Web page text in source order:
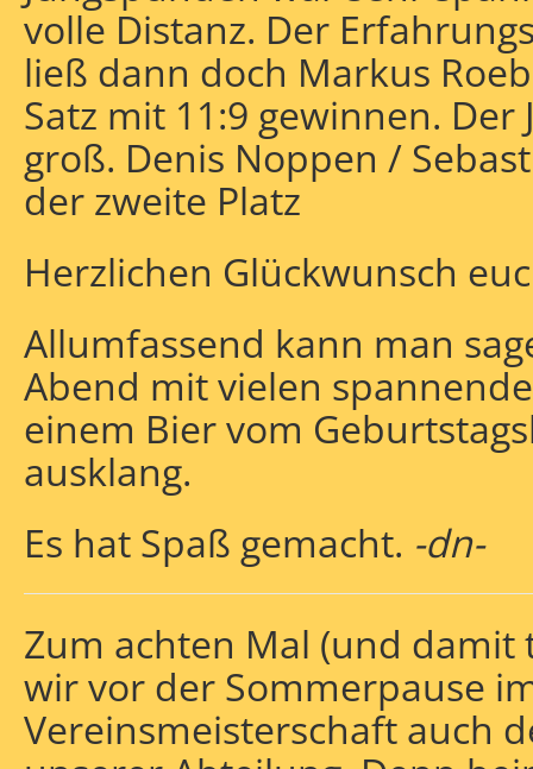
volle Distanz. Der
ließ dann doch Markus
Satz mit 11:9 gewinnen.
groß. Denis Noppen /
der zweite Platz
Herzlichen Glückwunsch
Allumfassend kann man
Abend mit vielen
einem Bier vom
ausklang.
Es hat Spaß gemacht. -dn-
Zum achten Mal (und
wir vor der Sommerpause
Vereinsmeisterschaft auch